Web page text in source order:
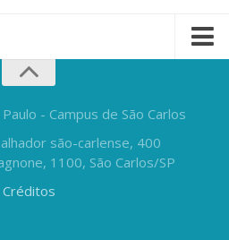
- Campus de São Carlos
são-carlense, 400
1100, São Carlos/SP
Créditos